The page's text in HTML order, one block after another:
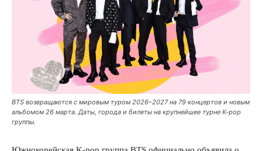
BTS возвращаются с мировым туром 2026–2027 на 79 концертов и новым
альбомом 26 марта. Даты, города и билеты на крупнейшее турне K-pop
группы.